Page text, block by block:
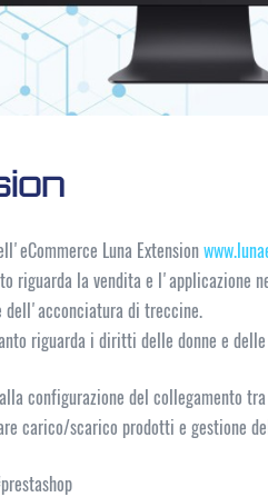
Luna Extension
riguarda la vendita e l'applicazione
dell'acconciatura di treccine.
riguarda i diritti delle donne e
configurazione del collegamento
carico/scarico prodotti e gestione